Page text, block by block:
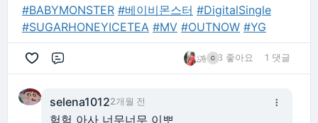
#BABYMONSTER #베이비몬스터 #DigitalSingle
#SUGARHONEYICETEA #MV #OUTNOW #YG
3 좋아요 1 댓글
selena10122개월 전
헠헠 아사 너무너무 이뽀